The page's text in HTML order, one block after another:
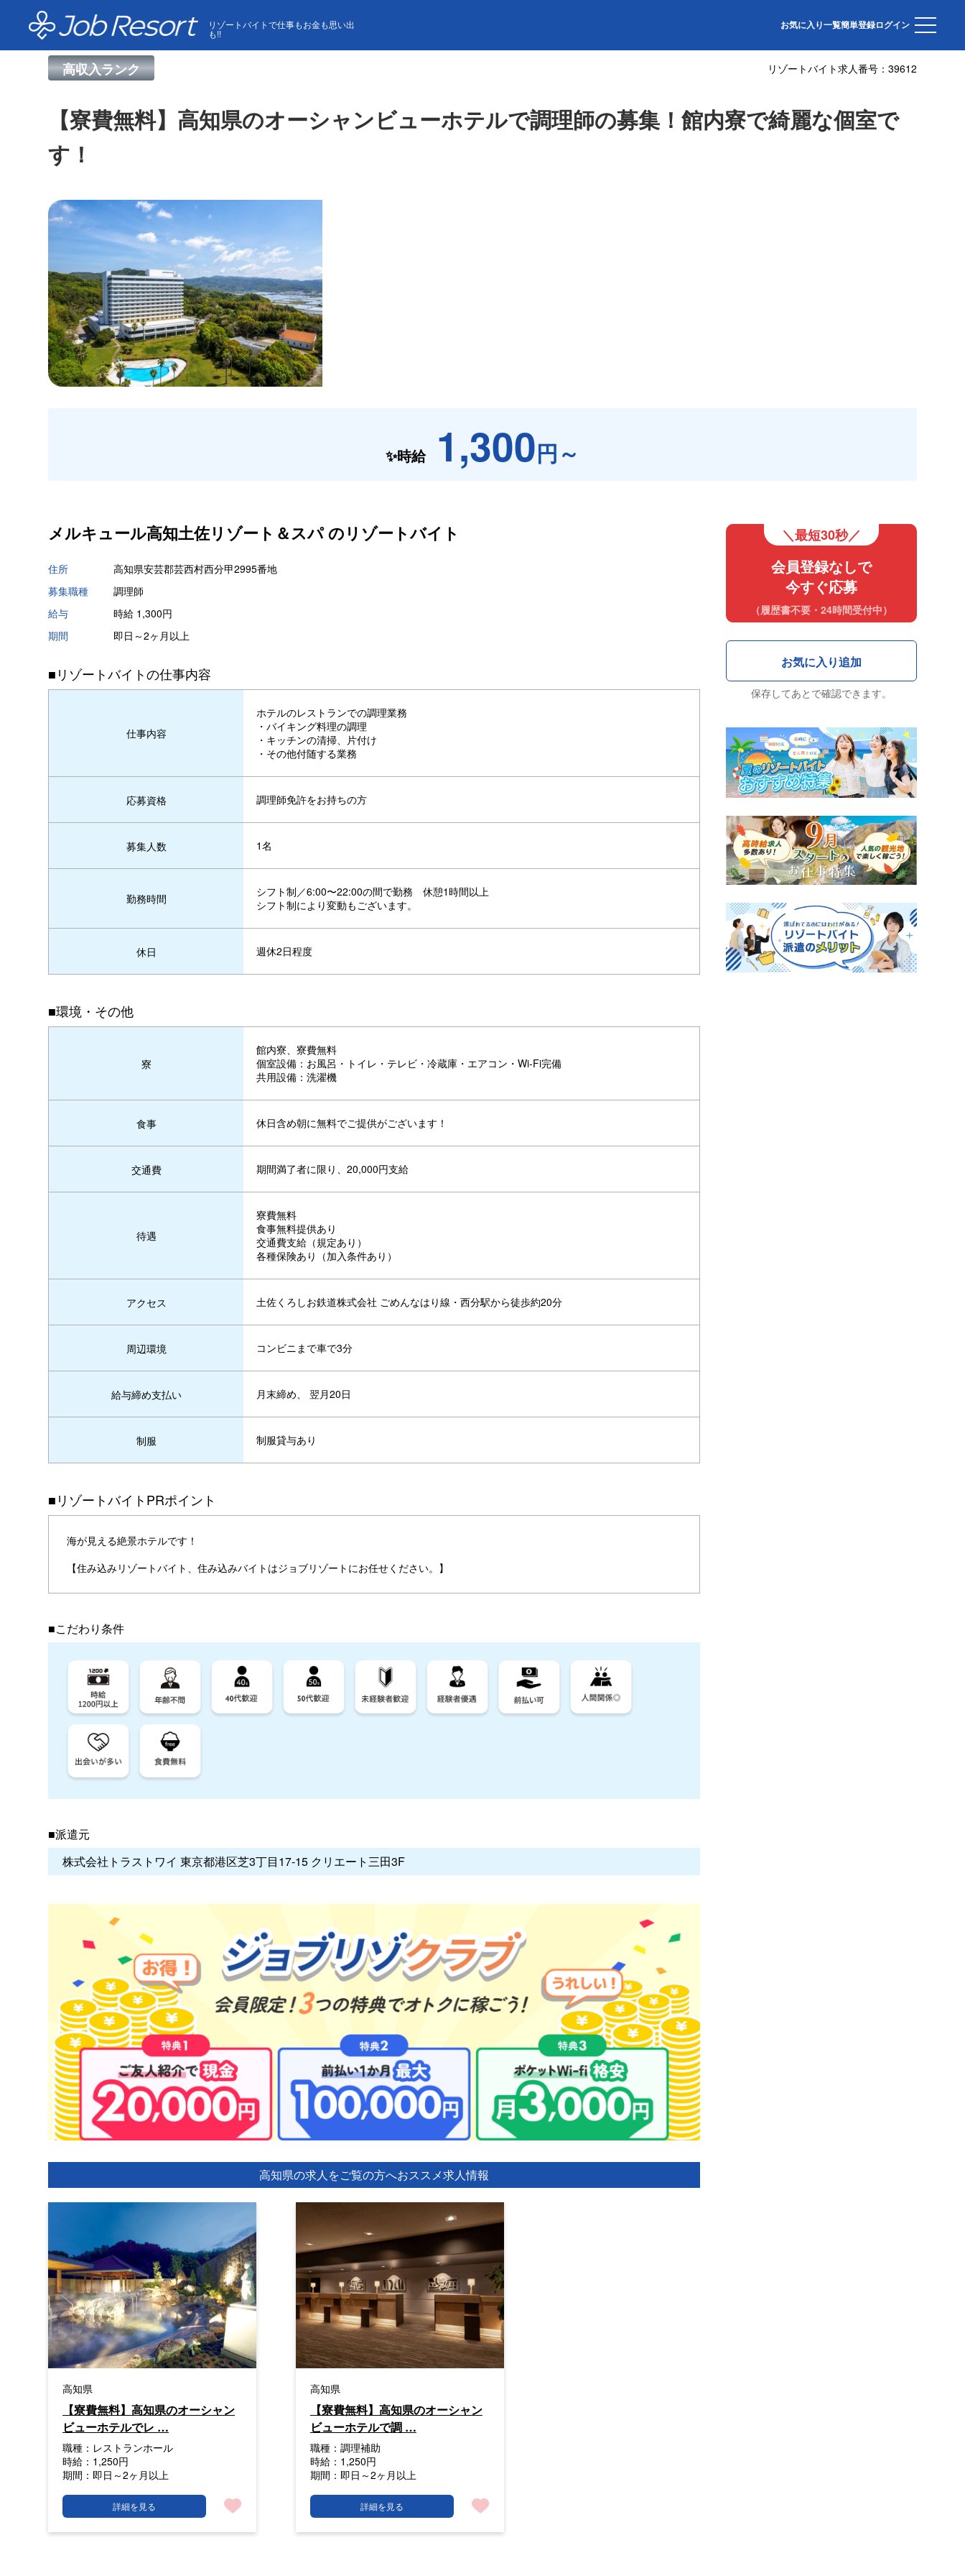
リゾートバイトで仕事もお金も思い出
も!!
お気に入り一覧簡単登録ログイン
HOME 求人一覧
高収入ランク リゾートバイト求人番号： 39612
【寮費無料】高知県のオーシャンビューホテルで調理師の募集！館内寮で綺麗な個室で
す！
✨時給 1,300円～
メルキュール高知土佐リゾート＆スパ のリゾートバイト
住所
高知県安芸郡芸西村西分甲2995番地
募集職種
調理師
給与
時給 1,300円
期間
即日～2ヶ月以上
■リゾートバイトの仕事内容
仕事内容
ホテルのレストランでの調理業務
・バイキング料理の調理
・キッチンの清掃、片付け
・その他付随する業務
応募資格 調理師免許をお持ちの方
募集人数 1名
勤務時間
シフト制／6:00〜22:00の間で勤務 休憩1時間以上
シフト制により変動もございます。
休日 週休2日程度
■環境・その他
寮
館内寮、寮費無料
個室設備：お風呂・トイレ・テレビ・冷蔵庫・エアコン・Wi-Fi完備
共用設備：洗濯機
食事 休日含め朝に無料でご提供がございます！
交通費 期間満了者に限り、20,000円支給
待遇
寮費無料
食事無料提供あり
交通費支給（規定あり）
各種保険あり（加入条件あり）
アクセス 土佐くろしお鉄道株式会社 ごめんなはり線・西分駅から徒歩約20分
周辺環境 コンビニまで車で3分
給与締め支払い 月末締め、 翌月20日
制服 制服貸与あり
■リゾートバイトPRポイント
海が見える絶景ホテルです！
【住み込みリゾートバイト、住み込みバイトはジョブリゾートにお任せください。】
■こだわり条件
■派遣元
株式会社トラストワイ 東京都港区芝3丁目17-15 クリエート三田3F
高知県の求人をご覧の方へおススメ求人情報
高知県
【寮費無料】高知県のオーシャン
ビューホテルでレ …
職種： レストランホール
時給： 1,250円
期間： 即日～2ヶ月以上
詳細を見る
高知県
【寮費無料】高知県のオーシャン
ビューホテルで調 …
職種： 調理補助
時給： 1,250円
期間： 即日～2ヶ月以上
詳細を見る
＼最短30秒／
会員登録なしで
今すぐ応募
（履歴書不要・24時間受付中）
保存してあとで確認できます。